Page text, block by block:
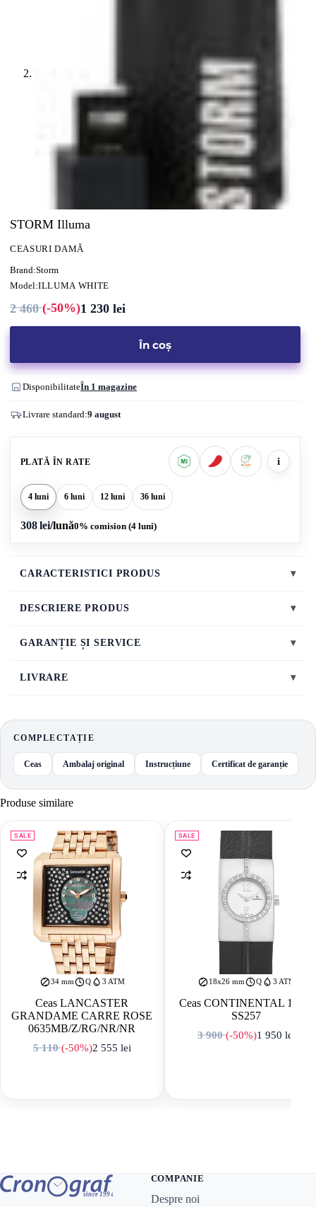
STORM Illuma
CEASURI DAMĂ
Brand:Storm
Model:ILLUMA WHITE
2 460(-50%)Prețul
460 lei.
1 230 lei
Prețul
În coș
DisponibilitateÎn 1 magazine
Livrare standard:9 august
PLATĂ ÎN RATE i
4 luni 6 luni 12 luni 36 luni
308 lei/lună0% comision (4 luni)
CARACTERISTICI PRODUS ▾
DESCRIERE PRODUS ▾
GARANȚIE ȘI SERVICE ▾
LIVRARE ▾
COMPLECTAȚIE
Ceas Ambalaj original Instrucțiune Certificat de garanție
Produse similare
SALE
34 mm Q 3 ATM
Ceas LANCASTER
GRANDAME CARRE ROSE
0635MB/Z/RG/NR/NR
5 110(-50%)
Prețul inițial a fost: 5 110 lei.
2 555 lei
Prețul curent este: 2 555 lei.
SALE
18x26 mm Q 3 ATM
Ceas CONTINENTAL 1080-
SS257
3 900(-50%)
Prețul inițial a
1 950 lei
Prețul curent
COMPANIE
Despre noi